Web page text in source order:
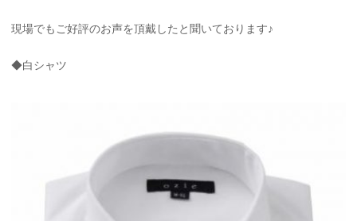
現場でもご好評のお声を頂戴したと聞いております♪
◆白シャツ